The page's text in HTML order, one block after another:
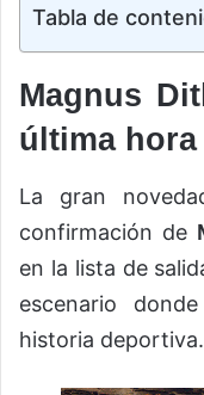
Tabla de
Magnus
última hora
La gran
confirmación de
en la lista de
escenario
historia deportiva.